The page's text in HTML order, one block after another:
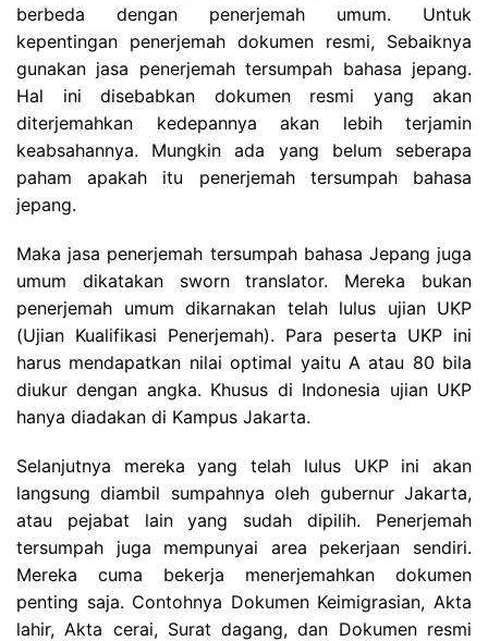
berbeda dengan penerjemah umum. Untuk
kepentingan penerjemah dokumen resmi, Sebaiknya
gunakan jasa penerjemah tersumpah bahasa jepang.
Hal ini disebabkan dokumen resmi yang akan
diterjemahkan kedepannya akan lebih terjamin
keabsahannya. Mungkin ada yang belum seberapa
paham apakah itu penerjemah tersumpah bahasa
jepang.
Maka jasa penerjemah tersumpah bahasa Jepang juga
umum dikatakan sworn translator. Mereka bukan
penerjemah umum dikarnakan telah lulus ujian UKP
(Ujian Kualifikasi Penerjemah). Para peserta UKP ini
harus mendapatkan nilai optimal yaitu A atau 80 bila
diukur dengan angka. Khusus di Indonesia ujian UKP
hanya diadakan di Kampus Jakarta.
Selanjutnya mereka yang telah lulus UKP ini akan
langsung diambil sumpahnya oleh gubernur Jakarta,
atau pejabat lain yang sudah dipilih. Penerjemah
tersumpah juga mempunyai area pekerjaan sendiri.
Mereka cuma bekerja menerjemahkan dokumen
penting saja. Contohnya Dokumen Keimigrasian, Akta
lahir, Akta cerai, Surat dagang, dan Dokumen resmi